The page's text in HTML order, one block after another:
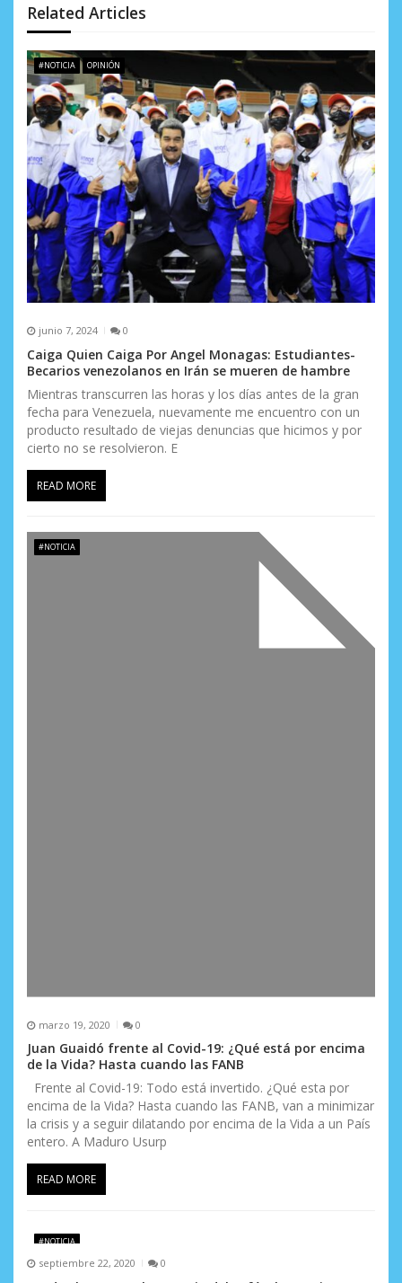
e
e
n
t
r
a
d
a
s
Related Articles
#NOTICIA OPINIÓN
junio 7, 2024 0
Caiga Quien Caiga Por Angel Monagas: Estudiantes-
Becarios venezolanos en Irán se mueren de hambre
Mientras transcurren las horas y los días antes de la gran
fecha para Venezuela, nuevamente me encuentro con un
producto resultado de viejas denuncias que hicimos y por
cierto no se resolvieron. E
READ MORE
#NOTICIA
marzo 19, 2020 0
Juan Guaidó frente al Covid-19: ¿Qué está por encima
de la Vida? Hasta cuando las FANB
Frente al Covid-19: Todo está invertido. ¿Qué esta por
encima de la Vida? Hasta cuando las FANB, van a minimizar
la crisis y a seguir dilatando por encima de la Vida a un País
entero. A Maduro Usurp
READ MORE
#NOTICIA
septiembre 22, 2020 0